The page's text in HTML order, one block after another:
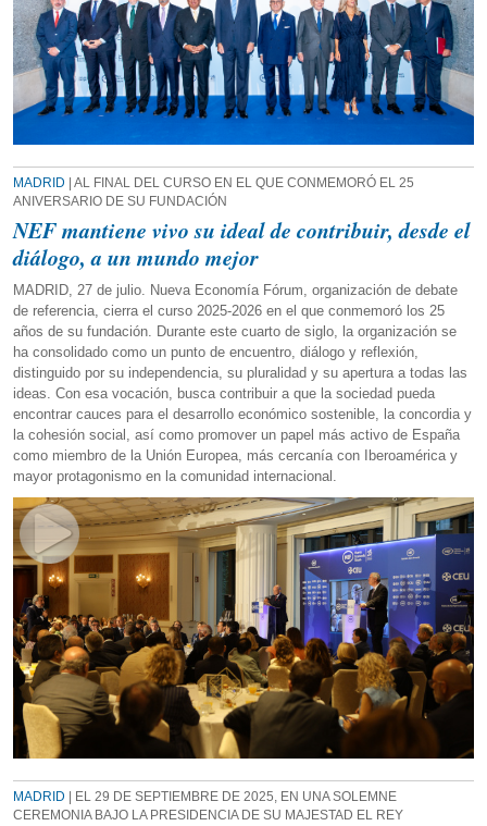
MADRID | AL FINAL DEL CURSO EN EL QUE CONMEMORÓ EL 25
ANIVERSARIO DE SU FUNDACIÓN
NEF mantiene vivo su ideal de contribuir, desde el
diálogo, a un mundo mejor
MADRID, 27 de julio. Nueva Economía Fórum, organización de debate
de referencia, cierra el curso 2025-2026 en el que conmemoró los 25
años de su fundación. Durante este cuarto de siglo, la organización se
ha consolidado como un punto de encuentro, diálogo y reflexión,
distinguido por su independencia, su pluralidad y su apertura a todas las
ideas. Con esa vocación, busca contribuir a que la sociedad pueda
encontrar cauces para el desarrollo económico sostenible, la concordia y
la cohesión social, así como promover un papel más activo de España
como miembro de la Unión Europea, más cercanía con Iberoamérica y
mayor protagonismo en la comunidad internacional.
MADRID | EL 29 DE SEPTIEMBRE DE 2025, EN UNA SOLEMNE
CEREMONIA BAJO LA PRESIDENCIA DE SU MAJESTAD EL REY